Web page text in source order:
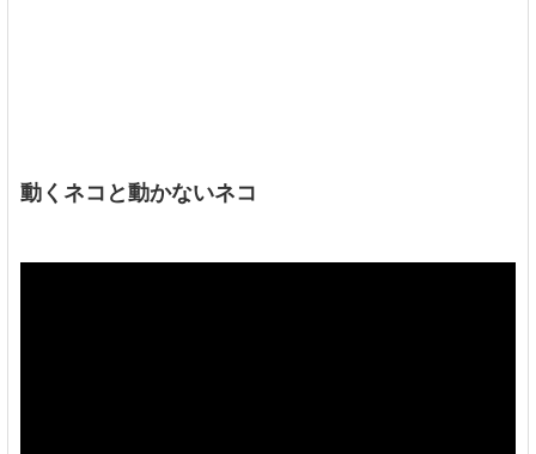
動くネコと動かないネコ